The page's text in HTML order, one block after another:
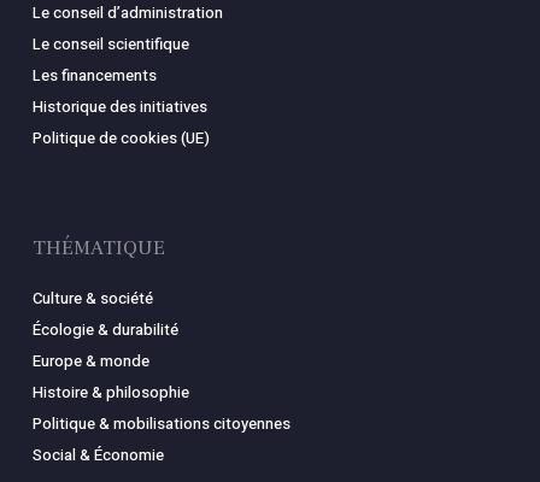
Le conseil d’administration
Le conseil scientifique
Les financements
Historique des initiatives
Politique de cookies (UE)
THÉMATIQUE
Culture & société
Écologie & durabilité
Europe & monde
Histoire & philosophie
Politique & mobilisations citoyennes
Social & Économie